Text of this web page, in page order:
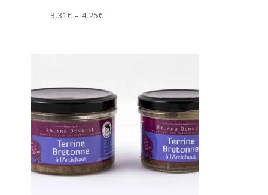
3,31€ – 4,25€